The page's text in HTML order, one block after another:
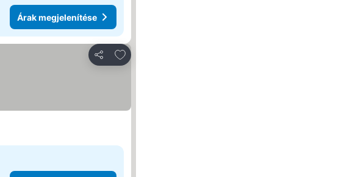
Árak megjelenítése
Megosztás
Hozzáadás a kedvencekhez